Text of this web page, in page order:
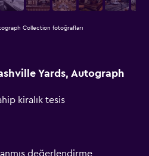
Yards, Autograph
kiralık tesis
değerlendirme
Collection fotoğrafları